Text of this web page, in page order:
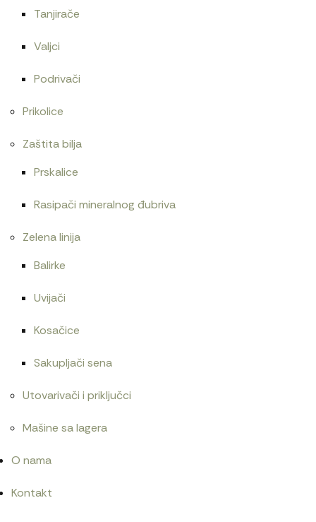
Tanjirače
Valjci
Podrivači
Prikolice
Zaštita bilja
Prskalice
Rasipači mineralnog đubriva
Zelena linija
Balirke
Uvijači
Kosačice
Sakupljači sena
Utovarivači i priključci
Mašine sa lagera
O nama
Kontakt